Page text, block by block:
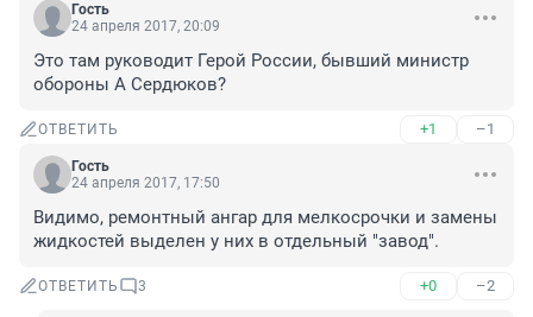
Гость
24 апреля 2017, 20:09
Это там руководит Герой России, бывший министр
обороны А Сердюков?
ОТВЕТИТЬ +1 –1
Гость
24 апреля 2017, 17:50
Видимо, ремонтный ангар для мелкосрочки и замены
жидкостей выделен у них в отдельный "завод".
ОТВЕТИТЬ 3 +0 –2